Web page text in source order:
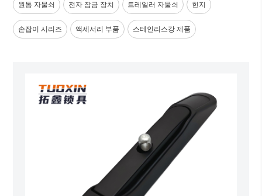
원통 자물쇠 전자 잠금 장치 트레일러 자물쇠 힌지
손잡이 시리즈 액세서리 부품 스테인리스강 제품